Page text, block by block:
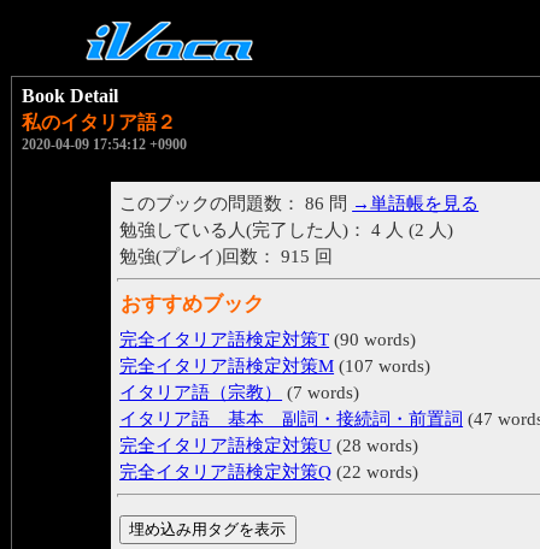
Book Detail
私のイタリア語２
2020-04-09 17:54:12 +0900
このブックの問題数： 86 問 →単語帳を見る
勉強している人(完了した人)： 4 人 (2 人)
勉強(プレイ)回数： 915 回
おすすめブック
完全イタリア語検定対策T (90 words)
完全イタリア語検定対策M (107 words)
イタリア語（宗教）
(7 words)
イタリア語 基本 副詞・接続詞・前置詞 (47
完全イタリア語検定対策U (28 words)
完全イタリア語検定対策Q (22 words)